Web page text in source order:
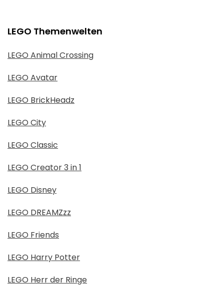
LEGO Themenwelten
LEGO Animal Crossing
LEGO Avatar
LEGO BrickHeadz
LEGO City
LEGO Classic
LEGO Creator 3 in 1
LEGO Disney
LEGO DREAMZzz
LEGO Friends
LEGO Harry Potter
LEGO Herr der Ringe